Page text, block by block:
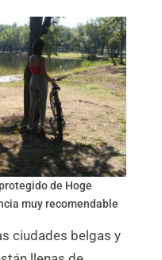
de Hoge
muy recomendable
ciudades belgas y